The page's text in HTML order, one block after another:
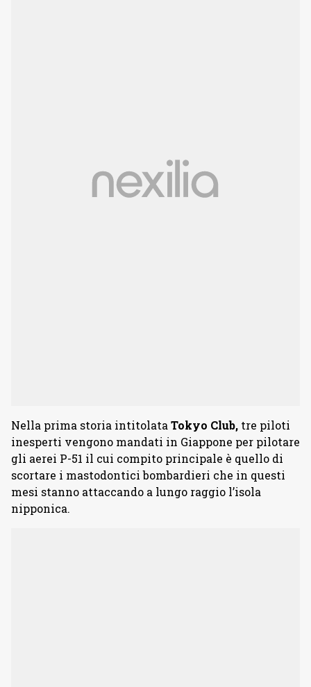
Nella prima storia intitolata Tokyo Club, tre piloti
inesperti vengono mandati in Giappone per pilotare
gli aerei P-51 il cui compito principale è quello di
scortare i mastodontici bombardieri che in questi
mesi stanno attaccando a lungo raggio l’isola
nipponica.